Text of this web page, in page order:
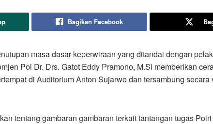
Bagikan Facebook
masa dasar keperwiraan yang ditandai dengan
Pol Dr. Drs. Gatot Eddy Pramono, M.Si memberikan
di Auditorium Anton Sujarwo dan tersambung
tentang gambaran gambaran terkait tantangan tugas